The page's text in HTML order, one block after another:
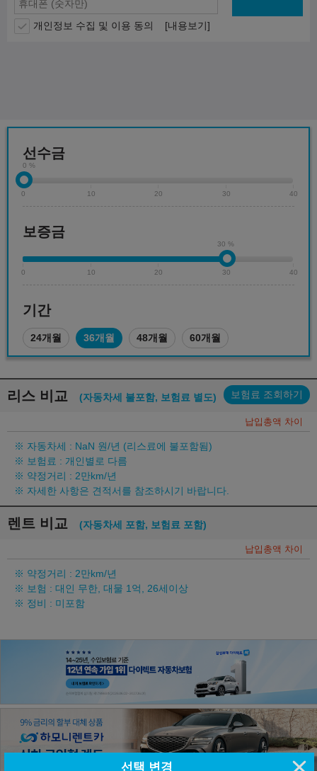
개인정보 수집 및 이용 동의 [내용보기]
선수금
0 %
0 10 20 30 40
보증금
30 %
0 10 20 30 40
기간
24개월 36개월 48개월 60개월
리스 비교 (자동차세 불포함, 보험료 별도) 보험료 조회하기
납입총액 차이
※ 자동차세 : NaN 원/년 (리스료에 불포함됨)
※ 보험료 : 개인별로 다름
※ 약정거리 : 2만km/년
※ 자세한 사항은 견적서를 참조하시기 바랍니다.
렌트 비교 (자동차세 포함, 보험료 포함)
납입총액 차이
※ 약정거리 : 2만km/년
※ 보험 : 대인 무한, 대물 1억, 26세이상
※ 정비 : 미포함
선택 변경